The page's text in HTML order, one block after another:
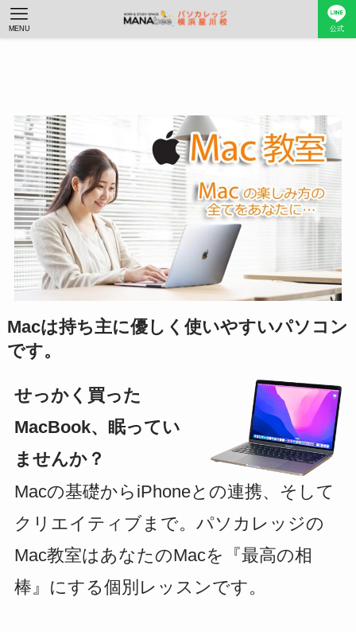
公式
MENU
Macは持ち主に優しく使いやすいパソコン
です。
せっかく買った
MacBook、眠ってい
ませんか？
Macの基礎からiPhoneとの連携、そして
クリエイティブまで。パソカレッジの
Mac教室はあなたのMacを『最高の相
棒』にする個別レッスンです。